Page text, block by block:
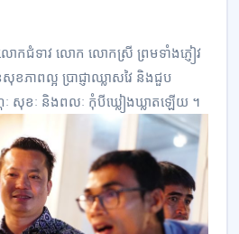
កជំទាវ លោក លោកស្រី ព្រមទាំងភ្ញៀវ
ាពល្អ ប្រាជ្ញាឈ្លាសវៃ និងជួប
ណៈ សុខៈ និងពលៈ កុំបីឃ្លៀងឃ្លាតឡើយ ។